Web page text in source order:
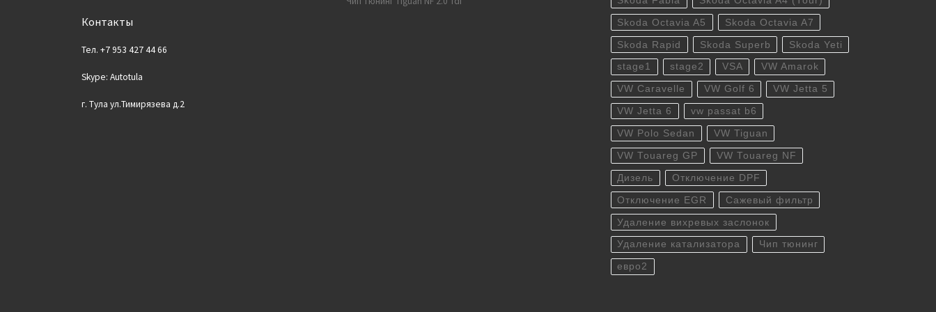
Контакты
Тел. +7 953 427 44 66
Skype: Autotula
г. Тула ул.Тимирязева д.2
Skoda Octavia A5 Skoda Octavia A7
Skoda Rapid Skoda Superb Skoda Yeti
stage1 stage2 VSA VW Amarok
VW Caravelle VW Golf 6 VW Jetta 5
VW Jetta 6 vw passat b6
VW Polo Sedan VW Tiguan
VW Touareg GP VW Touareg NF
Дизель Отключение DPF
Отключение EGR Сажевый фильтр
Удаление вихревых заслонок
Удаление катализатора Чип тюнинг
евро2